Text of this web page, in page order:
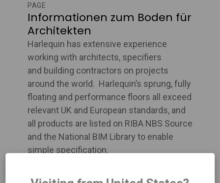
PAGE
Informationen zum Boden für
Architekten
Harlequin has extensive experience
working with architects, specifiers
and building contractors on projects
around the world. Harlequin’s sprung, fully
floating and performance floors all exceed
relevant UK and European standards, and
all products are listed on RIBA NBS Source
and the National BIM Library to enable
simple specification.
PAGE